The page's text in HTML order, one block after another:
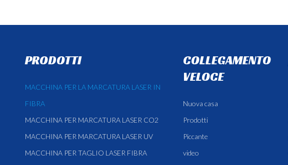
PRODOTTI
MACCHINA PER LA MARCATURA LASER IN
FIBRA
MACCHINA PER MARCATURA LASER CO2
MACCHINA PER MARCATURA LASER UV
MACCHINA PER TAGLIO LASER FIBRA
COLLEGAMENTO
VELOCE
Nuova casa
Prodotti
Piccante
video